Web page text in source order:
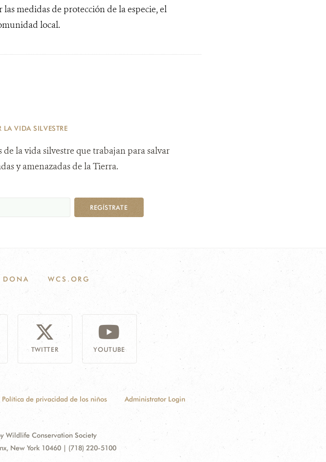
medidas de protección de la especie, el
local.
LA VIDA SILVESTRE
la vida silvestre que trabajan para salvar
y amenazadas de la Tierra.
REGÍSTRATE
DONA WCS.ORG
TWITTER YOUTUBE
Política de privacidad de los niños Administrator Login
Wildlife Conservation Society
New York 10460 | (718) 220-5100